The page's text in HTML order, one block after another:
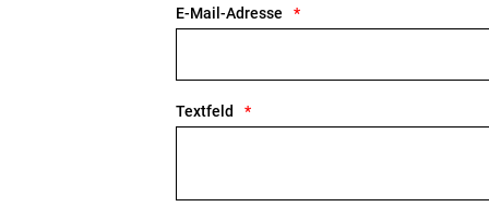
Shimano RT10, Center Lock-
Scheibenbremse von Shimano,
E-Mail-Adresse
Textfeld